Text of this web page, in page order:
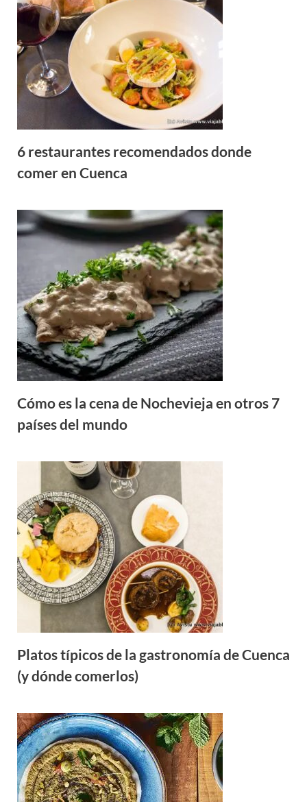
6 restaurantes recomendados donde
comer en Cuenca
Cómo es la cena de Nochevieja en otros 7
países del mundo
Platos típicos de la gastronomía de Cuenca
(y dónde comerlos)